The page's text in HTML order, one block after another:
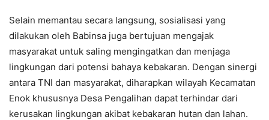
Selain memantau secara langsung, sosialisasi yang
dilakukan oleh Babinsa juga bertujuan mengajak
masyarakat untuk saling mengingatkan dan menjaga
lingkungan dari potensi bahaya kebakaran. Dengan sinergi
antara TNI dan masyarakat, diharapkan wilayah Kecamatan
Enok khususnya Desa Pengalihan dapat terhindar dari
kerusakan lingkungan akibat kebakaran hutan dan lahan.